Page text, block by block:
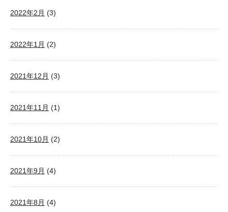
2022年2月 (3)
2022年1月 (2)
2021年12月 (3)
2021年11月 (1)
2021年10月 (2)
2021年9月 (4)
2021年8月 (4)